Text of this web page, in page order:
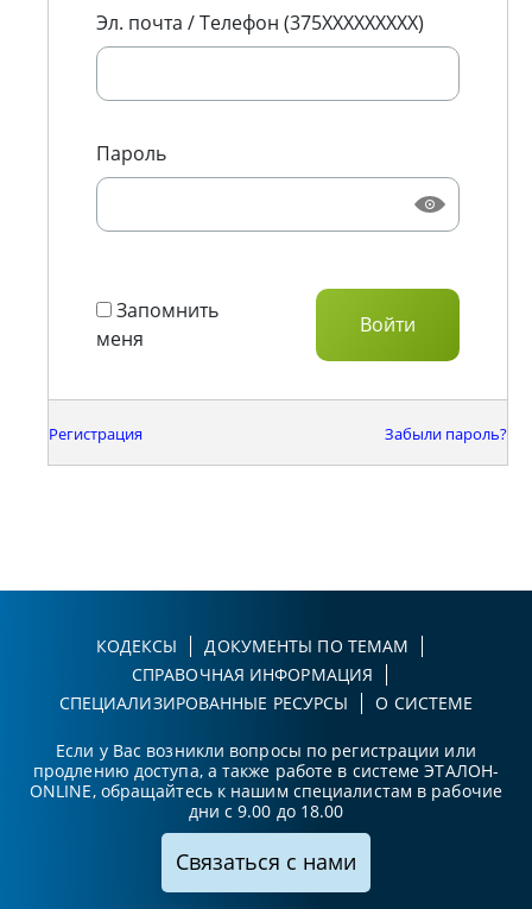
Эл. почта / Телефон (375XXXXXXXXX)
Пароль
Запомнить
меня
Регистрация Забыли пароль?
КОДЕКСЫ
ДОКУМЕНТЫ ПО ТЕМАМ
СПРАВОЧНАЯ ИНФОРМАЦИЯ
СПЕЦИАЛИЗИРОВАННЫЕ РЕСУРСЫ
О СИСТЕМЕ
Если у Вас возникли вопросы по регистрации или
продлению доступа, а также работе в системе ЭТАЛОН-
ONLINE, обращайтесь к нашим специалистам в рабочие
дни с 9.00 до 18.00
Связаться с нами